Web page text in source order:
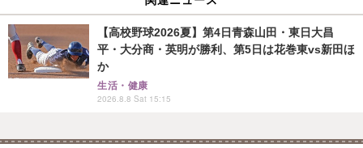
【高校野球2026夏】第4日青森山田・東日大昌
平・大分商・英明が勝利、第5日は花巻東vs新田ほ
か
生活・健康
2026.8.8 Sat 15:15